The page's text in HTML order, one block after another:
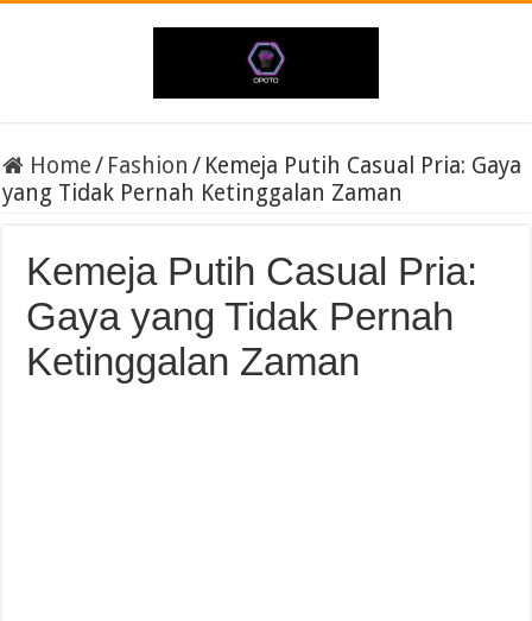
Home/ Fashion / Kemeja Putih Casual Pria: Gaya
yang Tidak Pernah Ketinggalan Zaman
Kemeja Putih Casual Pria:
Gaya yang Tidak Pernah
Ketinggalan Zaman